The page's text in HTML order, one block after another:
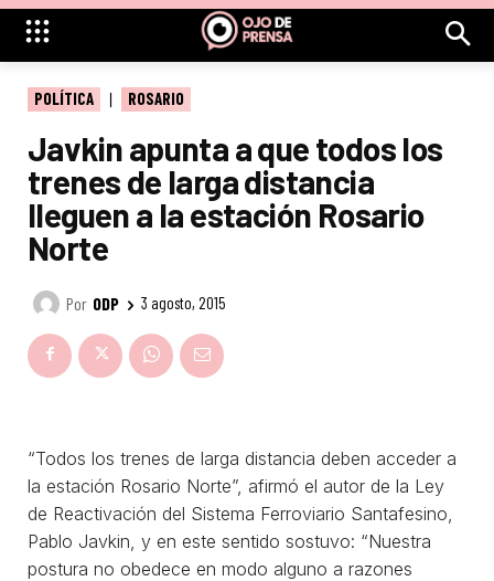
POLÍTICA ROSARIO
Javkin apunta a que todos los
trenes de larga distancia
lleguen a la estación Rosario
Norte
Por ODP 3 agosto, 2015
“Todos los trenes de larga distancia deben acceder a
la estación Rosario Norte”, afirmó el autor de la Ley
de Reactivación del Sistema Ferroviario Santafesino,
Pablo Javkin, y en este sentido sostuvo: “Nuestra
postura no obedece en modo alguno a razones